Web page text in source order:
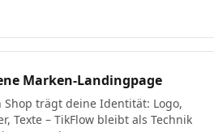
Marken-Landingpage
Shop trägt deine Identität: Logo,
Texte – TikFlow bleibt als Technik